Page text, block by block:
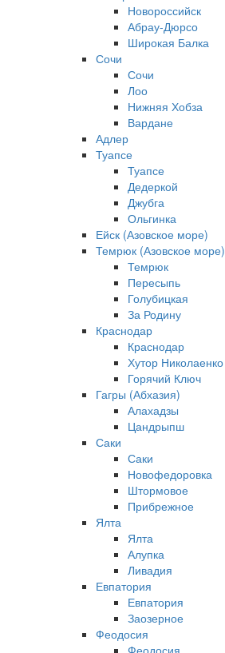
Новороссийск
Абрау-Дюрсо
Широкая Балка
Сочи
Сочи
Лоо
Нижняя Хобза
Вардане
Адлер
Туапсе
Туапсе
Дедеркой
Джубга
Ольгинка
Ейск (Азовское море)
Темрюк (Азовское море)
Темрюк
Пересыпь
Голубицкая
За Родину
Краснодар
Краснодар
Хутор Николаенко
Горячий Ключ
Гагры (Абхазия)
Алахадзы
Цандрыпш
Саки
Саки
Новофедоровка
Штормовое
Прибрежное
Ялта
Ялта
Алупка
Ливадия
Евпатория
Евпатория
Заозерное
Феодосия
Феодосия